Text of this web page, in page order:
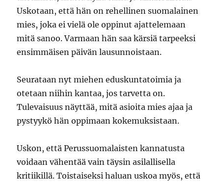
Uskotaan, että hän on rehellinen suomalainen
mies, joka ei vielä ole oppinut ajattelemaan
mitä sanoo. Varmaan hän saa kärsiä tarpeeksi
ensimmäisen päivän lausunnoistaan.
Seurataan nyt miehen eduskuntatoimia ja
otetaan niihin kantaa, jos tarvetta on.
Tulevaisuus näyttää, mitä asioita mies ajaa ja
pystyykö hän oppimaan kokemuksistaan.
Uskon, että Perussuomalaisten kannatusta
voidaan vähentää vain täysin asilallisella
kritiikillä. Toistaiseksi haluan uskoa myös, että